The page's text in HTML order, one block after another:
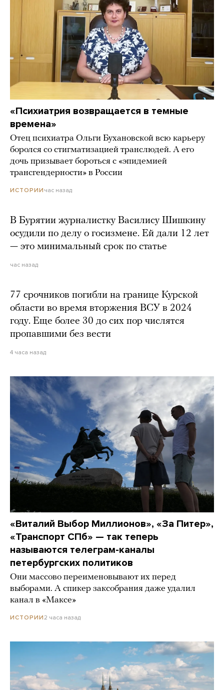
«Психиатрия возвращается в темные
времена»
Отец психиатра Ольги Бухановской всю карьеру
боролся со стигматизацией транслюдей. А его
дочь призывает бороться с «эпидемией
трансгендерности» в России
ИСТОРИИ час назад
В Бурятии журналистку Василису Шишкину
осудили по делу о госизмене. Ей дали 12 лет
— это минимальный срок по статье
час назад
77 срочников погибли на границе Курской
области во время вторжения ВСУ в 2024
году. Еще более 30 до сих пор числятся
пропавшими без вести
4 часа назад
«Виталий Выбор Миллионов», «За Питер»,
«Транспорт СПб» — так теперь
называются телеграм-каналы
петербургских политиков
Они массово переименовывают их перед
выборами. А спикер заксобрания даже удалил
канал в «Максе»
ИСТОРИИ2 часа назад